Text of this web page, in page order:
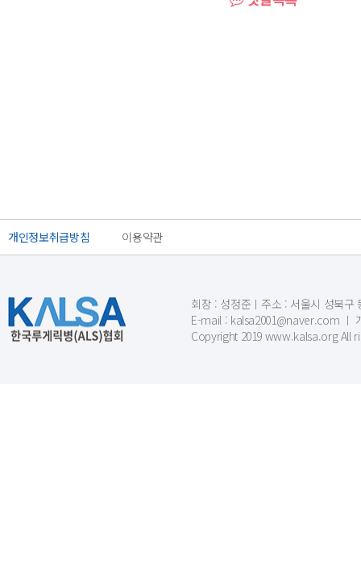
개인정보취급방침 이용약관
회장 : 성정준ㅣ주소 : 서울시 성북구
E-mail : kalsa2001@naver.com ㅣ
Copyright 2019 www.kalsa.org All